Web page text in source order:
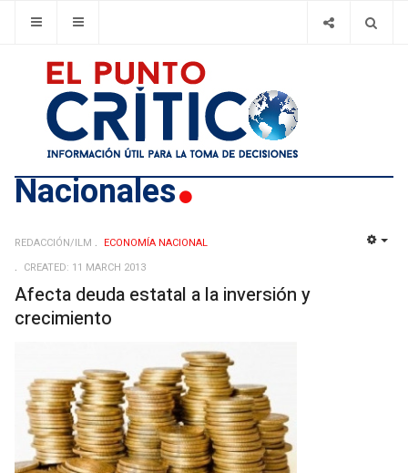
Nacionales
REDACCIÓN/ILM
ECONOMÍ­A NACIONAL
CREATED: 11 MARCH 2013
Afecta deuda estatal a la inversión y
crecimiento